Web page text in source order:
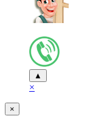
▲
×
×